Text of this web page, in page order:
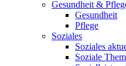
Gesundheit &
Gesundheit
Pflege
Soziales
Soziales
Soziale